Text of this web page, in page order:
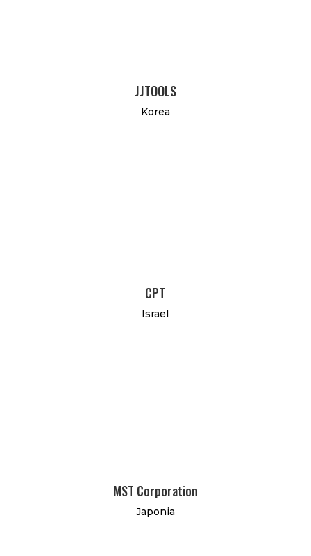
JJTOOLS
Korea
CPT
Israel
MST Corporation
Japonia